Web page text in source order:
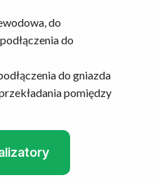
do
do
do gniazda
pomiędzy